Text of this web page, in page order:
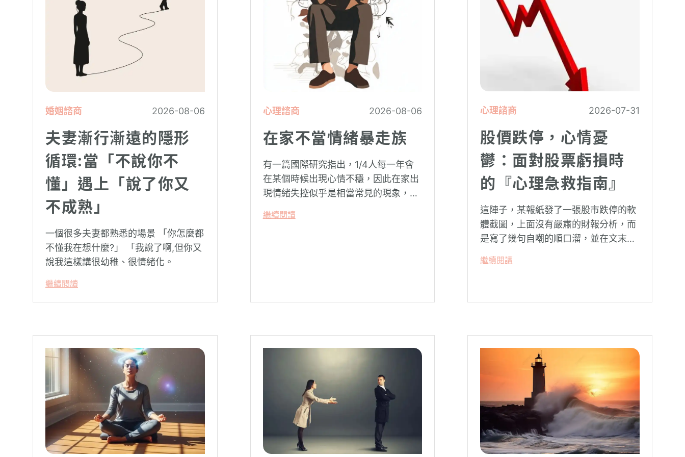
婚姻諮商 2026-08-06
夫妻漸行漸遠的隱形
循環:當「不說你不
懂」遇上「說了你又
不成熟」
一個很多夫妻都熟悉的場景 「你怎麼都
不懂我在想什麼?」 「我說了啊,但你又
說我這樣講很幼稚、很情緒化。
繼續閱讀
心理諮商 2026-08-06
在家不當情緒暴走族
有一篇國際研究指出，1/4人每一年會
在某個時候出現心情不穩，因此在家出
現情緒失控似乎是相當常見的現象，這
題。這種情況就像電腦系統在長久使用
繼續閱讀
心理諮商 2026-07-31
股價跌停，心情憂
鬱：面對股票虧損時
的『心理急救指南』
這陣子，某報紙發了一張股市跌停的軟
體截圖，上面沒有嚴肅的財報分析，而
是寫了幾句自嘲的順口溜，並在文末附
圖片在社群平台上被廣泛轉載。對許多
繼續閱讀